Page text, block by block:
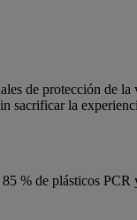
de protección de
sacrificar la
% de plásticos